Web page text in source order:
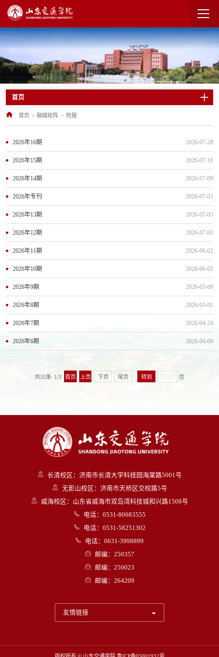
首页
首页 > 融媒矩阵 > 校报
2026-07-28
2026年16期
2026-07-10
2026年15期
2026-07-09
2026年14期
2026-07-03
2026年专刊
2026-07-03
2026年13期
2026-07-03
2026年12期
2026-06-02
2026年11期
2026-06-02
2026年10期
2026-05-09
2026年9期
2026-05-01
2026年8期
2026-04-24
2026年7期
2026-04-09
2026年6期
共32条 1/3 首页 上页 下页 尾页 页
长清校区：济南市长清大学科技园海棠路5001号
无影山校区：济南市天桥区交校路5号
威海校区：山东省威海市双岛湾科技城和兴路1508号
电话：0531-80683555
电话：0531-58251302
电话：0631-3998899
邮编：250357
邮编：250023
邮编：264209
友情链接